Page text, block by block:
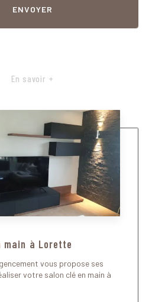
En savoir +
main à Lorette
vous propose ses
votre salon clé en main à